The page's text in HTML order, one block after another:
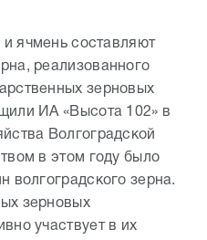
ячмень составляют
реализованного
зерновых
ИА «Высота 102» в
Волгоградской
в этом году было
волгоградского зерна.
зерновых
участвует в их